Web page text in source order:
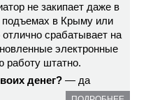
не закипает даже в
подъемах в Крыму или
отлично срабатывает на
электронные
работу штатно.
денег? — да